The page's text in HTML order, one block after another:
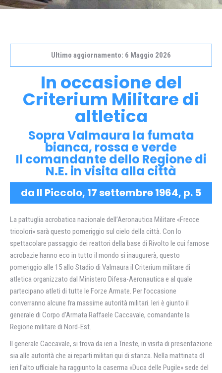
Ultimo aggiornamento: 6 Maggio 2026
In occasione del
Criterium Militare di
altletica
Sopra Valmaura la fumata
bianca, rossa e verde
Il comandante dello Regione di
N.E. in visita alla città
da Il Piccolo, 17 settembre 1964, p. 5
La pattuglia acrobatica nazionale dell’Aeronautica Militare «Frecce
tricolori» sarà questo pomeriggio sul cielo della città. Con lo
spettacolare passaggio dei reattori della base di Rivolto le cui famose
acrobazie hanno eco in tutto il mondo si inaugurerà, questo
pomeriggio alle 15 allo Stadio di Valmaura il Criterium militare di
atletica organizzato dal Ministero Difesa-Aeronautica e al quale
partecipano atleti di tutte le Forze Armate. Per l’occasione
converranno alcune fra massime autorità militari. Ieri è giunto il
generale di Corpo d’Armata Raffaele Caccavale, comandante la
Regione militare di Nord-Est.
II generale Caccavale, si trova da ieri a Trieste, in visita di presentazione
sia alle autorità che ai reparti militari qui di stanza. Nella mattinata dl
ieri l’alto ufficiale ha raggiunto la caserma «Duca delle Pugile» sede del